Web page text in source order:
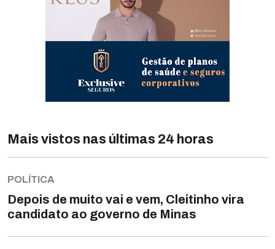
Mais vistos nas últimas 24 horas
POLÍTICA
Depois de muito vai e vem, Cleitinho vira
candidato ao governo de Minas